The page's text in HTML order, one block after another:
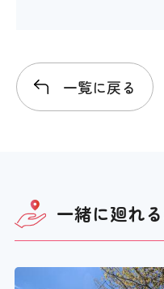
一覧に戻る
一緒に廻れる